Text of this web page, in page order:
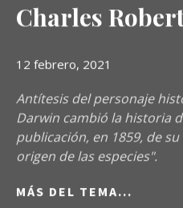
Charles
12 febrero, 2021
Antítesis del personaje
Darwin cambió la historia
publicación, en 1859, de
origen de las especies".
MÁS DEL TEMA...